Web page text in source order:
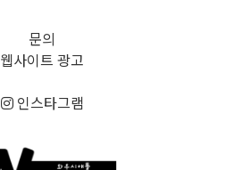
문의
웹사이트 광고
인스타그램